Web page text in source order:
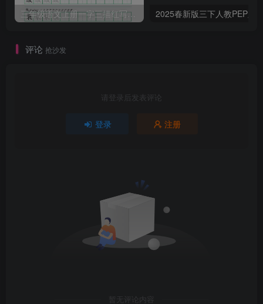
三年级语文上册一字三描红写字表字帖
评论 抢沙发
请登录后发表评论
登录 注册
暂无评论内容